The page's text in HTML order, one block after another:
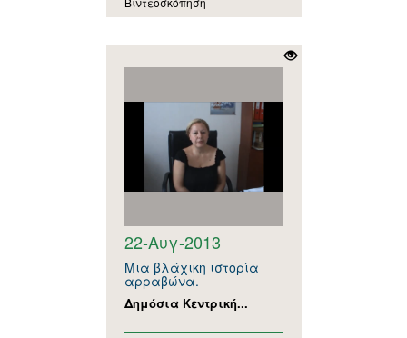
22-Αυγ-2013
Μια βλάχικη ιστορία
αρραβώνα.
Δημόσια Κεντρική...